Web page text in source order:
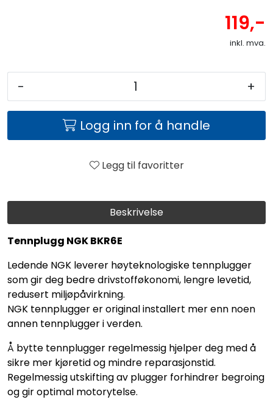
Beskrivelse
Tennplugg NGK BKR6E
Ledende NGK leverer høyteknologiske tennplugger
som gir deg bedre drivstofføkonomi, lengre levetid,
redusert miljøpåvirkning.
NGK tennplugger er original installert mer enn noen
annen tennplugger i verden.
Å bytte tennplugger regelmessig hjelper deg med å
sikre mer kjøretid og mindre reparasjonstid.
Regelmessig utskifting av plugger forhindrer begroing
og gir optimal motorytelse.
119,-
inkl. mva.
- +
Logg inn for å handle
Legg til favoritter